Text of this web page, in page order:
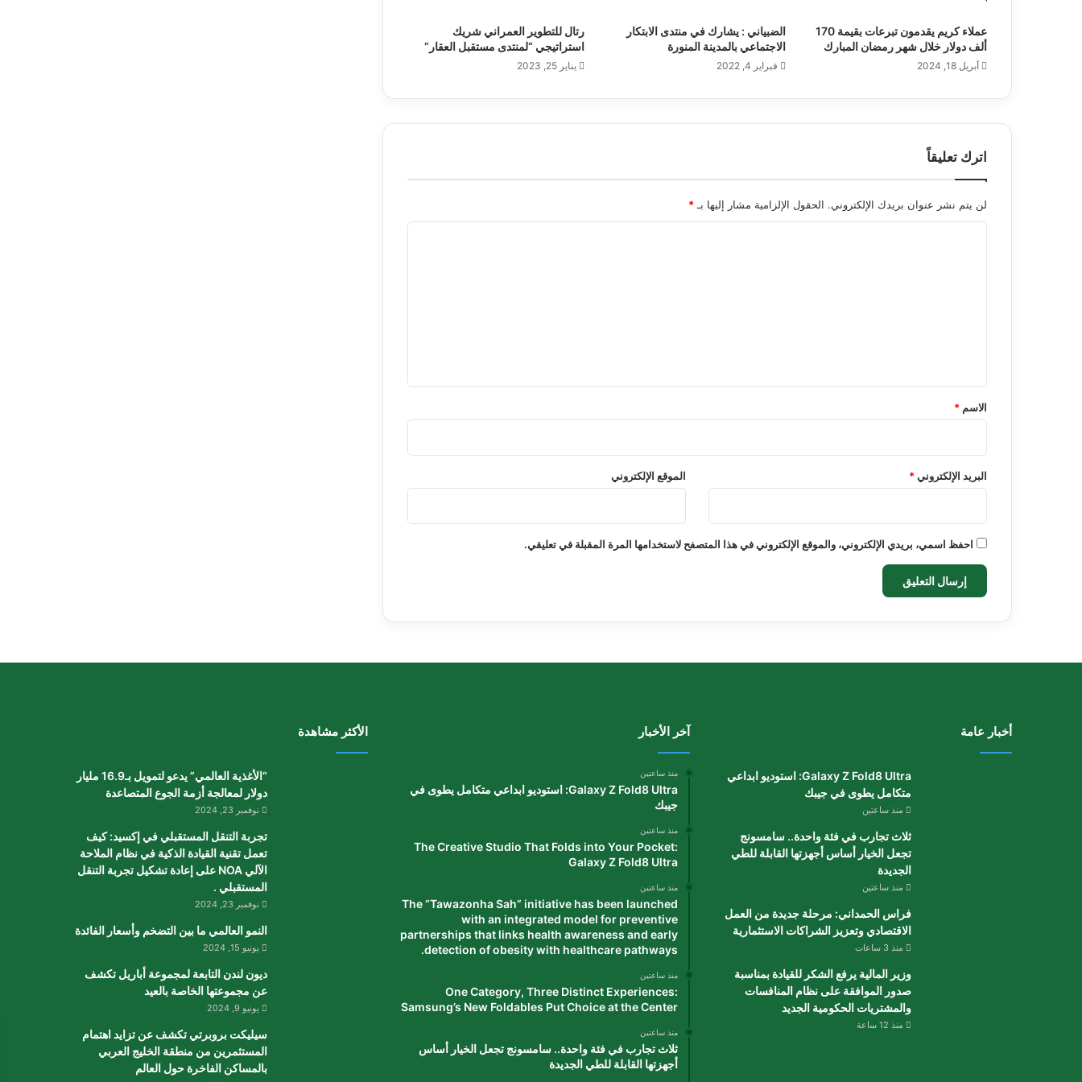
عملاء كريم يقدمون تبرعات بقيمة 170
ألف دولار خلال شهر رمضان المبارك
أبريل 18, 2024
الضبياني : يشارك في منتدى الابتكار
الاجتماعي بالمدينة المنورة
فبراير 4, 2022
رتال للتطوير العمراني شريك
استراتيجي “لمنتدى مستقبل العقار”
يناير 25, 2023
اترك تعليقاً
لن يتم نشر عنوان بريدك الإلكتروني. الحقول الإلزامية مشار إليها بـ *
*
الاسم *
البريد الإلكتروني* الموقع الإلكتروني
احفظ اسمي، بريدي الإلكتروني، والموقع الإلكتروني في هذا المتصفح لاستخدامها المرة المقبلة في تعليقي.
أخبار عامة
Galaxy Z Fold8 Ultra: استوديو ابداعي
متكامل يطوى في جيبك
منذ ساعتين
ثلاث تجارب في فئة واحدة.. سامسونج
تجعل الخيار أساس أجهزتها القابلة للطي
الجديدة
منذ ساعتين
فراس الحمداني: مرحلة جديدة من العمل
الاقتصادي وتعزيز الشراكات الاستثمارية
منذ 3 ساعات
وزير المالية يرفع الشكر للقيادة بمناسبة
صدور الموافقة على نظام المنافسات
والمشتريات الحكومية الجديد
منذ 12 ساعة
آخر الأخبار
منذ ساعتين
Galaxy Z Fold8 Ultra: استوديو ابداعي متكامل يطوى في
جيبك
منذ ساعتين
The Creative Studio That Folds into Your Pocket:
Galaxy Z Fold8 Ultra
منذ ساعتين
The “Tawazonha Sah” initiative has been launched
with an integrated model for preventive
partnerships that links health awareness and early
detection of obesity with healthcare pathways.
منذ ساعتين
One Category, Three Distinct Experiences:
Samsung’s New Foldables Put Choice at the Center
منذ ساعتين
ثلاث تجارب في فئة واحدة.. سامسونج تجعل الخيار أساس
أجهزتها القابلة للطي الجديدة
الأكثر مشاهدة
“الأغذية العالمي” يدعو لتمويل بـ16.9 مليار
دولار لمعالجة أزمة الجوع المتصاعدة
نوفمبر 23, 2024
تجربة التنقل المستقبلي في إكسيد: كيف
تعمل تقنية القيادة الذكية في نظام الملاحة
الآلي NOA على إعادة تشكيل تجربة التنقل
المستقبلي .
نوفمبر 23, 2024
النمو العالمي ما بين التضخم وأسعار الفائدة
يونيو 15, 2024
ديون لندن التابعة لمجموعة أباريل تكشف
عن مجموعتها الخاصة بالعيد
يونيو 9, 2024
سيليكت بروبرتي تكشف عن تزايد اهتمام
المستثمرين من منطقة الخليج العربي
بالمساكن الفاخرة حول العالم